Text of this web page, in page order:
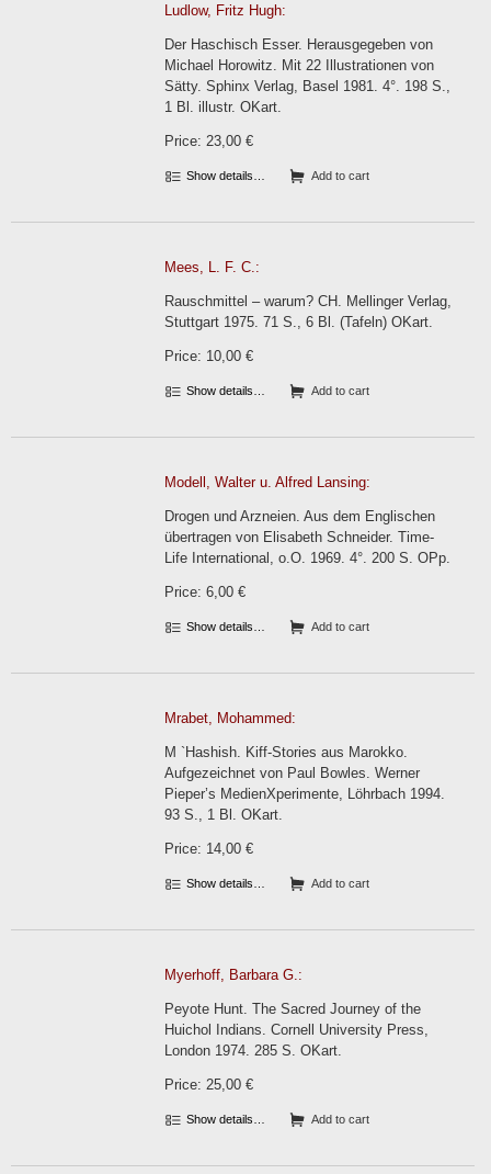
Ludlow, Fritz Hugh:
Der Haschisch Esser. Herausgegeben von
Michael Horowitz. Mit 22 Illustrationen von
Sätty. Sphinx Verlag, Basel 1981. 4°. 198 S.,
1 Bl. illustr. OKart.
Price: 23,00 €
Show details… Add to cart
Mees, L. F. C.:
Rauschmittel – warum? CH. Mellinger Verlag,
Stuttgart 1975. 71 S., 6 Bl. (Tafeln) OKart.
Price: 10,00 €
Show details… Add to cart
Modell, Walter u. Alfred Lansing:
Drogen und Arzneien. Aus dem Englischen
übertragen von Elisabeth Schneider. Time-
Life International, o.O. 1969. 4°. 200 S. OPp.
Price: 6,00 €
Show details… Add to cart
Mrabet, Mohammed:
M `Hashish. Kiff-Stories aus Marokko.
Aufgezeichnet von Paul Bowles. Werner
Pieper’s MedienXperimente, Löhrbach 1994.
93 S., 1 Bl. OKart.
Price: 14,00 €
Show details… Add to cart
Myerhoff, Barbara G.:
Peyote Hunt. The Sacred Journey of the
Huichol Indians. Cornell University Press,
London 1974. 285 S. OKart.
Price: 25,00 €
Show details… Add to cart